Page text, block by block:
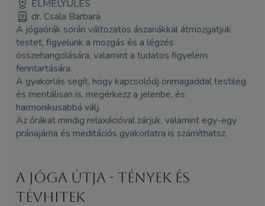
ELMÉLYÜLÉS
dr. Csala Barbara
A jógaórák során változatos ászanákkal átmozgatjuk
testet, figyelünk a mozgás és a légzés
összehangolására, valamint a tudatos figyelem
fenntartására.
A gyakorlás segít, hogy kapcsolódj önmagaddal testileg
és mentálisan is, megérkezz a jelenbe, és
harmonikusabbá válj.
Az órákat mindig relaxációval zárjuk, valamint egy-egy
pránajáma és meditációs gyakorlatra is számíthatsz.
A jóga útja - tények és
tévhitek